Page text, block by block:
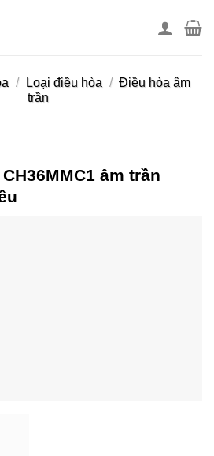
/ Loại điều hòa / Điều hòa âm
trần
âm trần